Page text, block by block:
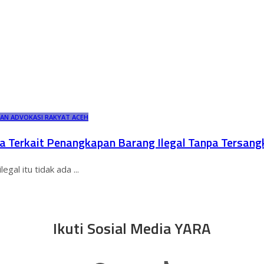
ADVOKASI RAKYAT ACEH
Terkait Penangkapan Barang Ilegal Tanpa
itu tidak ada ...
Ikuti Sosial Media YARA